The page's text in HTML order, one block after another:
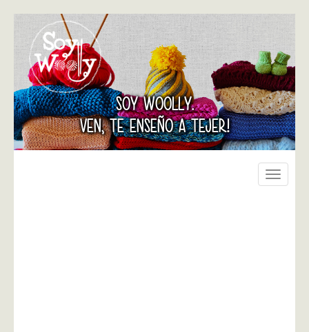
SOY WOOLLY.
VEN, TE ENSEÑO A TEJER!
Toggle